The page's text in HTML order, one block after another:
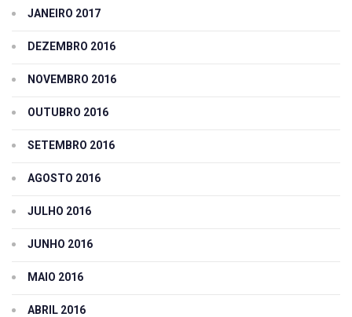
JANEIRO 2017
DEZEMBRO 2016
NOVEMBRO 2016
OUTUBRO 2016
SETEMBRO 2016
AGOSTO 2016
JULHO 2016
JUNHO 2016
MAIO 2016
ABRIL 2016